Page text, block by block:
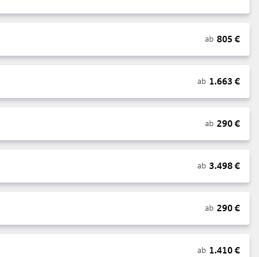
ab 805 €
ab 1.663 €
ab 290€
ab 3.498€
ab 290€
ab 1.410€